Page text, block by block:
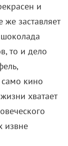
и
же заставляет
шоколада
то и дело
кино
хватает
извне